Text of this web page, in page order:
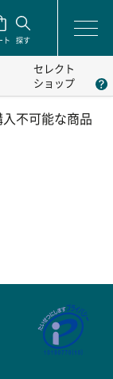
ト 探す
セレクト
ショップ
不可能な商品